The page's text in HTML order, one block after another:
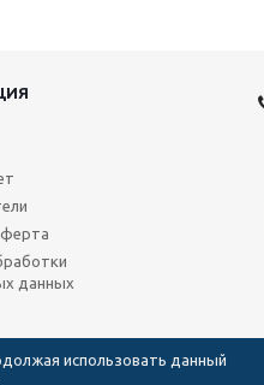
данных
использовать данный